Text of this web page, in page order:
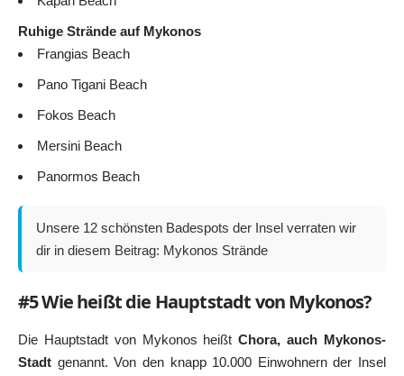
Ruhige Strände auf Mykonos
Frangias Beach
Pano Tigani Beach
Fokos Beach
Mersini Beach
Panormos Beach
Unsere 12 schönsten Badespots der Insel verraten wir
dir in diesem Beitrag: Mykonos Strände
#5 Wie heißt die Hauptstadt von Mykonos?
Die Hauptstadt von Mykonos heißtChora, auch Mykonos-
Stadt genannt. Von den knapp 10.000 Einwohnern der Insel